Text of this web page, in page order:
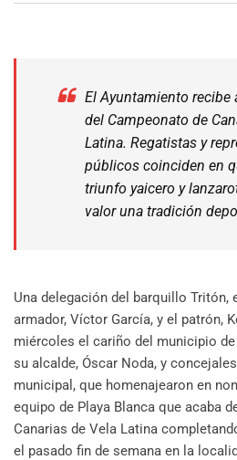
El Ayuntamiento recibe
del Campeonato de
Latina. Regatistas y
públicos coinciden en
triunfo yaicero y
valor una tradición
Una delegación del barquillo Tritón,
armador, Víctor García, y el patrón,
miércoles el cariño del municipio
su alcalde, Óscar Noda, y
municipal, que homenajearon en
equipo de Playa Blanca que acaba
Canarias de Vela Latina
el pasado fin de semana en la